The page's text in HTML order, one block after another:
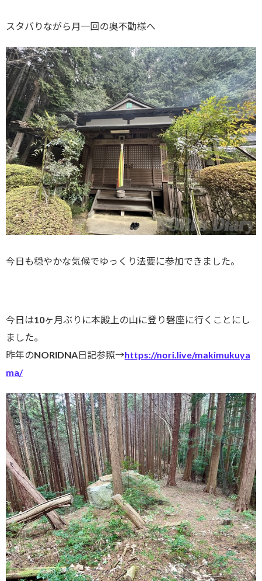
スタバりながら月一回の奥不動様へ
今日も穏やかな気候でゆっくり法要に参加できました。
今日は10ヶ月ぶりに本殿上の山に登り磐座に行くことにし
ました。
昨年のNORIDNA日記参照→https://nori.live/makimukuya
ma/